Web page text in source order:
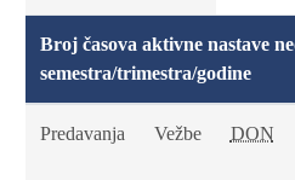
Broj časova aktivne nastave
semestra/trimestra/godine
Predavanja Vežbe DON